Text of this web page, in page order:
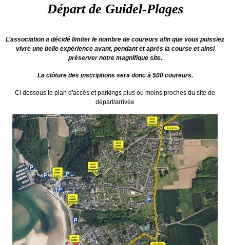
Départ de Guidel-Plages
L’association a décidé limiter le nombre de coureurs afin que vous puissiez
vivre une belle expérience avant, pendant et après la course et ainsi
préserver notre magnifique site.
La clôture des inscriptions sera donc à 500 coureurs.
Ci dessous le plan d'accès et parkings plus ou moins proches du site de
départ/arrivée